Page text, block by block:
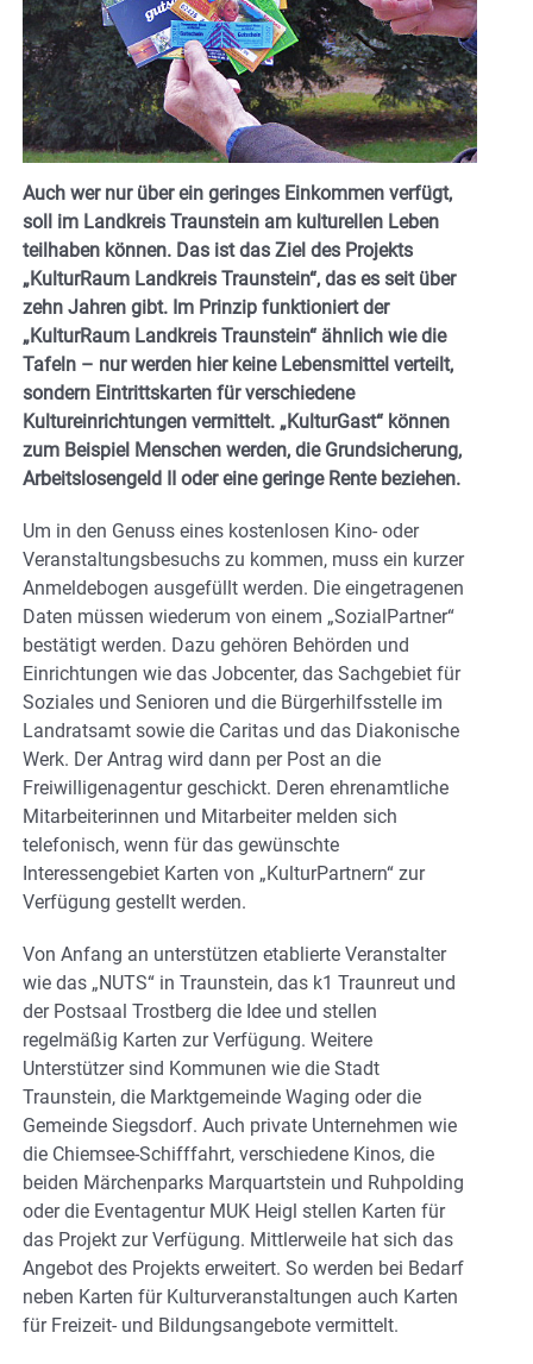
Auch wer nur über ein geringes Einkommen verfügt,
soll im Landkreis Traunstein am kulturellen Leben
teilhaben können. Das ist das Ziel des Projekts
„KulturRaum Landkreis Traunstein“, das es seit über
zehn Jahren gibt. Im Prinzip funktioniert der
„KulturRaum Landkreis Traunstein“ ähnlich wie die
Tafeln – nur werden hier keine Lebensmittel verteilt,
sondern Eintrittskarten für verschiedene
Kultureinrichtungen vermittelt. „KulturGast“ können
zum Beispiel Menschen werden, die Grundsicherung,
Arbeitslosengeld II oder eine geringe Rente beziehen.
Um in den Genuss eines kostenlosen Kino- oder
Veranstaltungsbesuchs zu kommen, muss ein kurzer
Anmeldebogen ausgefüllt werden. Die eingetragenen
Daten müssen wiederum von einem „SozialPartner“
bestätigt werden. Dazu gehören Behörden und
Einrichtungen wie das Jobcenter, das Sachgebiet für
Soziales und Senioren und die Bürgerhilfsstelle im
Landratsamt sowie die Caritas und das Diakonische
Werk. Der Antrag wird dann per Post an die
Freiwilligenagentur geschickt. Deren ehrenamtliche
Mitarbeiterinnen und Mitarbeiter melden sich
telefonisch, wenn für das gewünschte
Interessengebiet Karten von „KulturPartnern“ zur
Verfügung gestellt werden.
Von Anfang an unterstützen etablierte Veranstalter
wie das „NUTS“ in Traunstein, das k1 Traunreut und
der Postsaal Trostberg die Idee und stellen
regelmäßig Karten zur Verfügung. Weitere
Unterstützer sind Kommunen wie die Stadt
Traunstein, die Marktgemeinde Waging oder die
Gemeinde Siegsdorf. Auch private Unternehmen wie
die Chiemsee-Schifffahrt, verschiedene Kinos, die
beiden Märchenparks Marquartstein und Ruhpolding
oder die Eventagentur MUK Heigl stellen Karten für
das Projekt zur Verfügung. Mittlerweile hat sich das
Angebot des Projekts erweitert. So werden bei Bedarf
neben Karten für Kulturveranstaltungen auch Karten
für Freizeit- und Bildungsangebote vermittelt.